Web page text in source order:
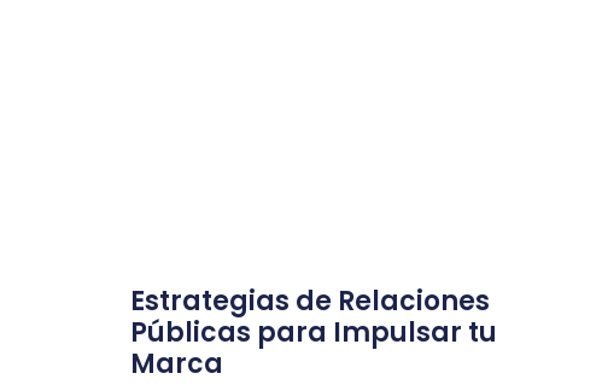
Estrategias de Relaciones
Públicas para Impulsar tu
Marca